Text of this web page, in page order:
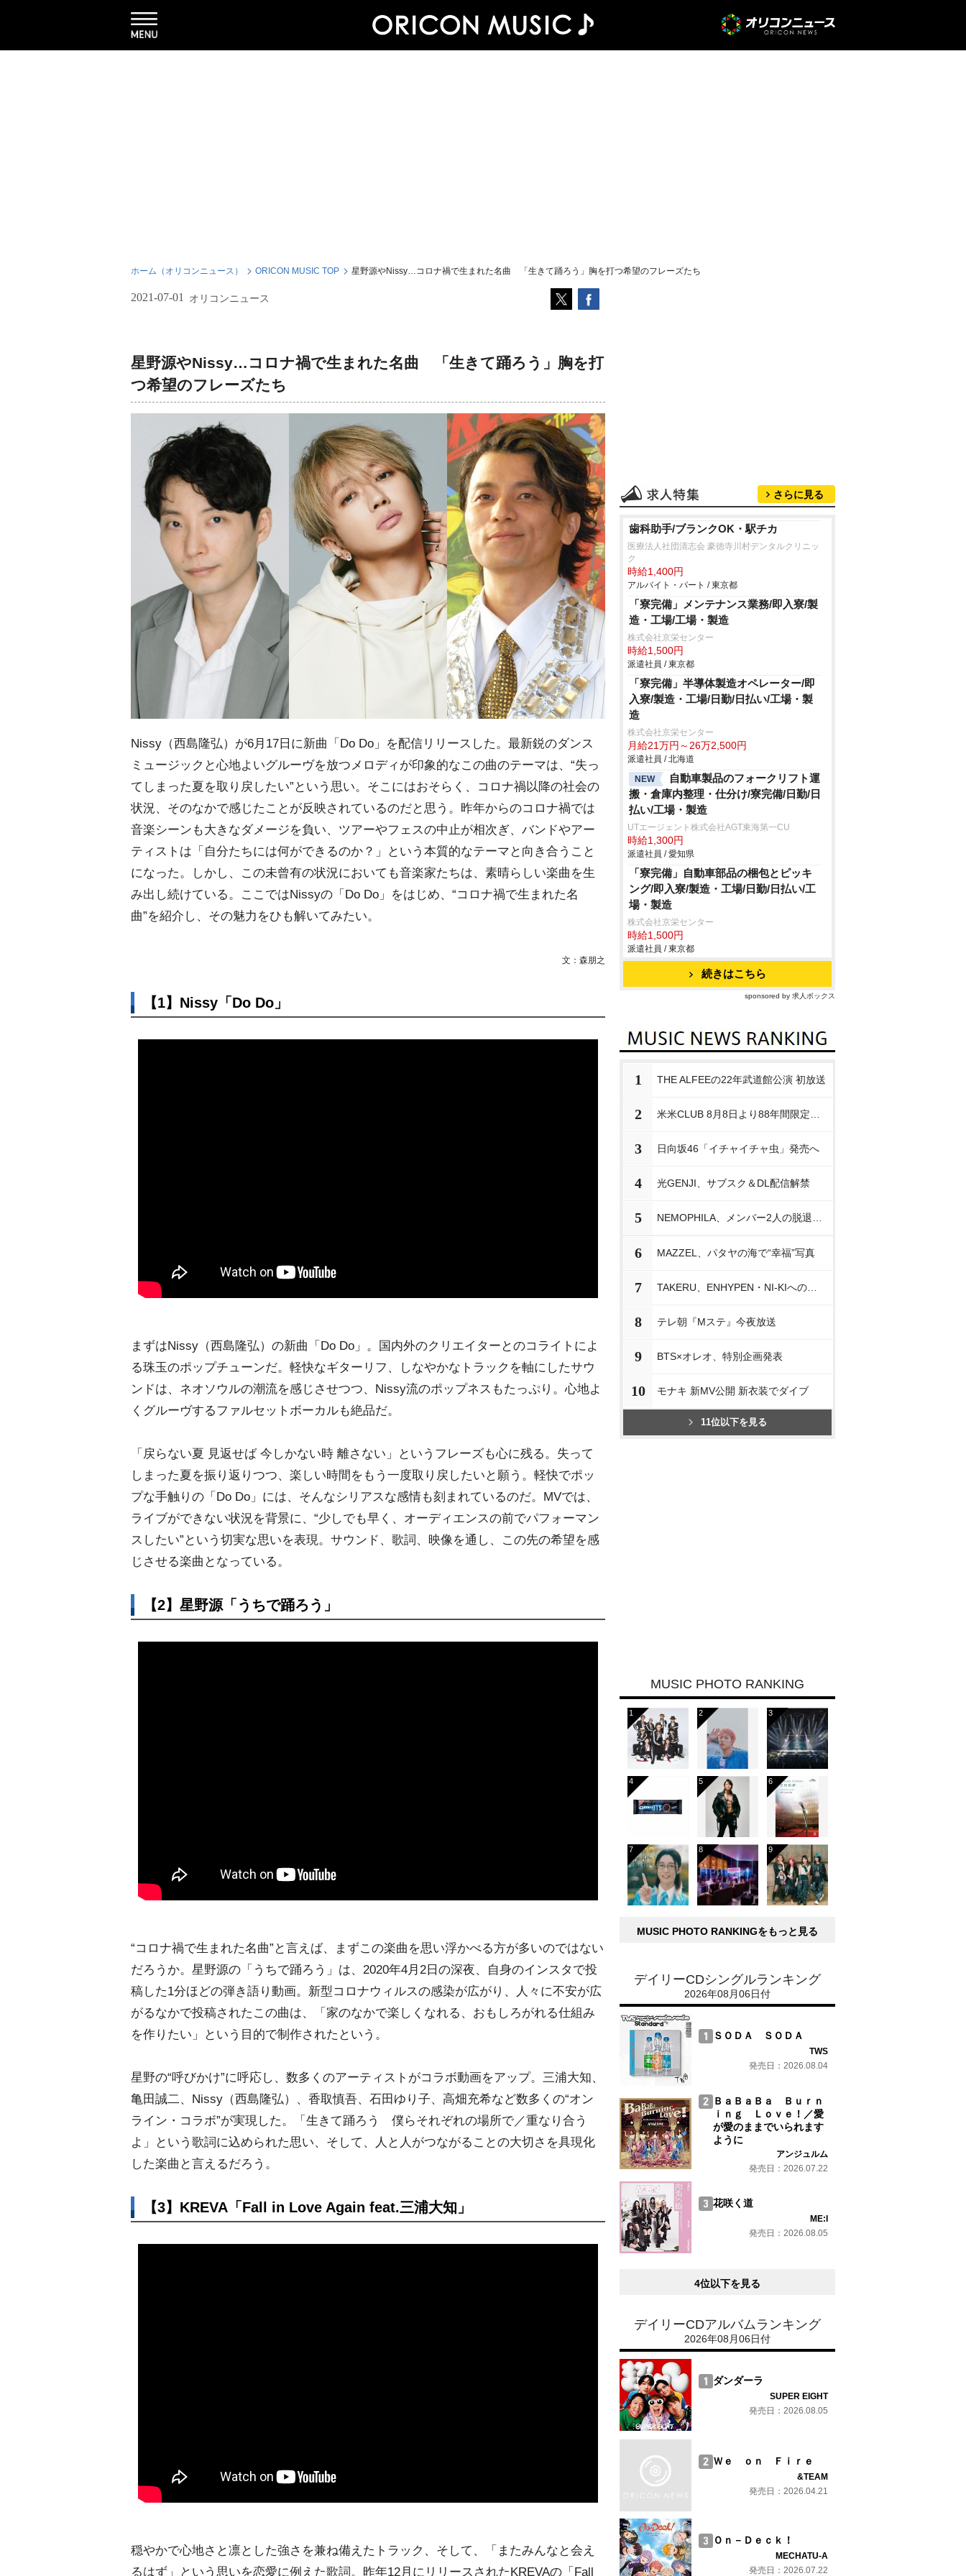
ホーム（オリコンニュース） ORICON MUSIC TOP 星野源やNissy…コロナ禍で生まれた名曲 「生きて踊ろう」胸を打つ希望のフレーズたち
2021-07-01 オリコンニュース
星野源やNissy…コロナ禍で生まれた名曲 「生きて踊ろう」胸を打
つ希望のフレーズたち
Nissy（西島隆弘）が6月17日に新曲「Do Do」を配信リリースした。最新鋭のダンス
ミュージックと心地よいグルーヴを放つメロディが印象的なこの曲のテーマは、“失っ
てしまった夏を取り戻したい”という思い。そこにはおそらく、コロナ禍以降の社会の
状況、そのなかで感じたことが反映されているのだと思う。昨年からのコロナ禍では
音楽シーンも大きなダメージを負い、ツアーやフェスの中止が相次ぎ、バンドやアー
ティストは「自分たちには何ができるのか？」という本質的なテーマと向き合うこと
になった。しかし、この未曾有の状況においても音楽家たちは、素晴らしい楽曲を生
み出し続けている。ここではNissyの「Do Do」をはじめ、“コロナ禍で生まれた名
曲”を紹介し、その魅力をひも解いてみたい。
文：森朋之
【1】Nissy「Do Do」
まずはNissy（西島隆弘）の新曲「Do Do」。国内外のクリエイターとのコライトによ
る珠玉のポップチューンだ。軽快なギターリフ、しなやかなトラックを軸にしたサウ
ンドは、ネオソウルの潮流を感じさせつつ、Nissy流のポップネスもたっぷり。心地よ
くグルーヴするファルセットボーカルも絶品だ。
「戻らない夏 見返せば 今しかない時 離さない」というフレーズも心に残る。失って
しまった夏を振り返りつつ、楽しい時間をもう一度取り戻したいと願う。軽快でポッ
プな手触りの「Do Do」には、そんなシリアスな感情も刻まれているのだ。MVでは、
ライブができない状況を背景に、“少しでも早く、オーディエンスの前でパフォーマン
スしたい”という切実な思いを表現。サウンド、歌詞、映像を通し、この先の希望を感
じさせる楽曲となっている。
【2】星野源「うちで踊ろう」
“コロナ禍で生まれた名曲”と言えば、まずこの楽曲を思い浮かべる方が多いのではない
だろうか。星野源の「うちで踊ろう」は、2020年4月2日の深夜、自身のインスタで投
稿した1分ほどの弾き語り動画。新型コロナウィルスの感染が広がり、人々に不安が広
がるなかで投稿されたこの曲は、「家のなかで楽しくなれる、おもしろがれる仕組み
を作りたい」という目的で制作されたという。
星野の“呼びかけ”に呼応し、数多くのアーティストがコラボ動画をアップ。三浦大知、
亀田誠二、Nissy（西島隆弘）、香取慎吾、石田ゆり子、高畑充希など数多くの“オン
ライン・コラボ”が実現した。「生きて踊ろう 僕らそれぞれの場所で／重なり合う
よ」という歌詞に込められた思い、そして、人と人がつながることの大切さを具現化
した楽曲と言えるだろう。
【3】KREVA「Fall in Love Again feat.三浦大知」
穏やかで心地さと凛とした強さを兼ね備えたトラック、そして、「またみんなと会え
るはず」という思いを恋愛に例えた歌詞。昨年12月にリリースされたKREVAの「Fall
さらに見る
歯科助手/ブランクOK・駅チカ
医療法人社団清志会 豪徳寺川村デンタルクリニッ
ク
時給1,400円
アルバイト・パート / 東京都
「寮完備」メンテナンス業務/即入寮/製
造・工場/工場・製造
株式会社京栄センター
時給1,500円
派遣社員 / 東京都
「寮完備」半導体製造オペレーター/即
入寮/製造・工場/日勤/日払い/工場・製
造
株式会社京栄センター
月給21万円～26万2,500円
派遣社員 / 北海道
NEW
自動車製品のフォークリフト運
搬・倉庫内整理・仕分け/寮完備/日勤/日
払い/工場・製造
UTエージェント株式会社AGT東海第一CU
時給1,300円
派遣社員 / 愛知県
「寮完備」自動車部品の梱包とピッキ
ング/即入寮/製造・工場/日勤/日払い/工
場・製造
株式会社京栄センター
時給1,500円
派遣社員 / 東京都
続きはこちら
sponsored by 求人ボックス
1 THE ALFEEの22年武道館公演 初放送
2
3 日向坂46「イチャイチャ虫」発売へ
4 光GENJI、サブスク＆DL配信解禁
5
6 MAZZEL、パタヤの海で“幸福”写真
7
8 テレ朝『Mステ』今夜放送
9 BTS×オレオ、特別企画発表
10 モナキ 新MV公開 新衣装でダイブ
11位以下を見る
MUSIC PHOTO RANKING
MUSIC PHOTO RANKINGをもっと見る
デイリーCDシングルランキング
2026年08月06日付
ＳＯＤＡ ＳＯＤＡ
TWS
発売日：2026.08.04
ＢａＢａＢａ Ｂｕｒｎ
ｉｎｇ Ｌｏｖｅ！／愛
が愛のままでいられます
ように
アンジュルム
発売日：2026.07.22
花咲く道
ME:I
発売日：2026.08.05
4位以下を見る
デイリーCDアルバムランキング
2026年08月06日付
ダンダーラ
SUPER EIGHT
発売日：2026.08.05
Ｗｅ ｏｎ Ｆｉｒｅ
&TEAM
発売日：2026.04.21
Ｏｎ－Ｄｅｃｋ！
MECHATU-A
発売日：2026.07.22